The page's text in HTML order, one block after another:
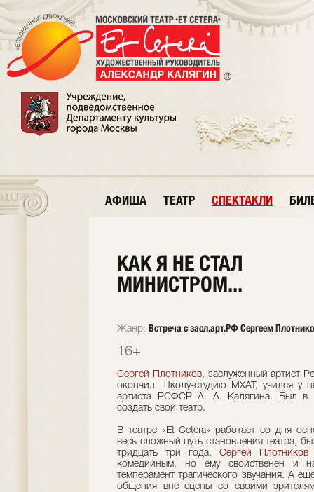
АФИША ТЕАТР СПЕКТАКЛИ
КАК Я НЕ СТАЛ
МИНИСТРОМ...
Жанр: Встреча с засл.арт.РФ Сергеем
16+
Сергей Плотников, заслуженный артист
окончил Школу-студию МХАТ, учился у
артиста РСФСР А. А. Калягина. Был в
создать свой театр.
В театре «Et Сetera» работает со дня
весь сложный путь становления театра,
тридцать три года. Сергей Плотников
комедийным, но ему свойственен и
темперамент трагического звучания. А
общения вне сцены со своими